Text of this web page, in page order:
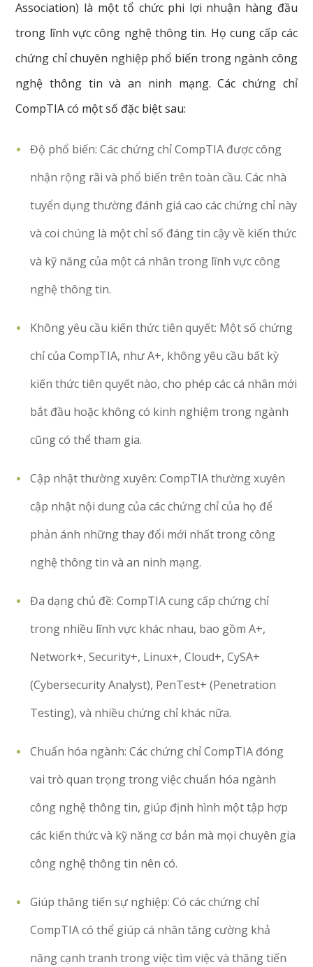
Association) là một tổ chức phi lợi nhuận hàng đầu
trong lĩnh vực công nghệ thông tin. Họ cung cấp các
chứng chỉ chuyên nghiệp phổ biến trong ngành công
nghệ thông tin và an ninh mạng. Các chứng chỉ
CompTIA có một số đặc biệt sau:
Độ phổ biến: Các chứng chỉ CompTIA được công
nhận rộng rãi và phổ biến trên toàn cầu. Các nhà
tuyển dụng thường đánh giá cao các chứng chỉ này
và coi chúng là một chỉ số đáng tin cậy về kiến thức
và kỹ năng của một cá nhân trong lĩnh vực công
nghệ thông tin.
Không yêu cầu kiến thức tiên quyết: Một số chứng
chỉ của CompTIA, như A+, không yêu cầu bất kỳ
kiến thức tiên quyết nào, cho phép các cá nhân mới
bắt đầu hoặc không có kinh nghiệm trong ngành
cũng có thể tham gia.
Cập nhật thường xuyên: CompTIA thường xuyên
cập nhật nội dung của các chứng chỉ của họ để
phản ánh những thay đổi mới nhất trong công
nghệ thông tin và an ninh mạng.
Đa dạng chủ đề: CompTIA cung cấp chứng chỉ
trong nhiều lĩnh vực khác nhau, bao gồm A+,
Network+, Security+, Linux+, Cloud+, CySA+
(Cybersecurity Analyst), PenTest+ (Penetration
Testing), và nhiều chứng chỉ khác nữa.
Chuẩn hóa ngành: Các chứng chỉ CompTIA đóng
vai trò quan trọng trong việc chuẩn hóa ngành
công nghệ thông tin, giúp định hình một tập hợp
các kiến thức và kỹ năng cơ bản mà mọi chuyên gia
công nghệ thông tin nên có.
Giúp thăng tiến sự nghiệp: Có các chứng chỉ
CompTIA có thể giúp cá nhân tăng cường khả
năng cạnh tranh trong việc tìm việc và thăng tiến